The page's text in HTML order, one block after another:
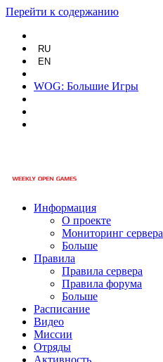
Перейти к содержанию
RU
EN
WOG: Большие Игры
Информация
О проекте
Мониторинг сервера
Больше
Правила
Правила сервера
Правила форума
Больше
Расписание
Видео
Миссии
Отряды
Активность